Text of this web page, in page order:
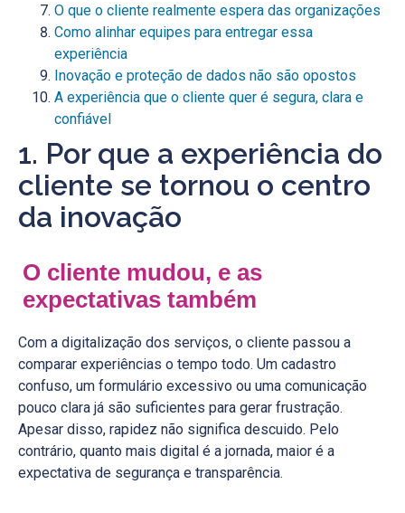
O que o cliente realmente espera das organizações
Como alinhar equipes para entregar essa
experiência
Inovação e proteção de dados não são opostos
A experiência que o cliente quer é segura, clara e
confiável
1. Por que a experiência do
cliente se tornou o centro
da inovação
O cliente mudou, e as
expectativas também
Com a digitalização dos serviços, o cliente passou a
comparar experiências o tempo todo. Um cadastro
confuso, um formulário excessivo ou uma comunicação
pouco clara já são suficientes para gerar frustração.
Apesar disso, rapidez não significa descuido. Pelo
contrário, quanto mais digital é a jornada, maior é a
expectativa de segurança e transparência.